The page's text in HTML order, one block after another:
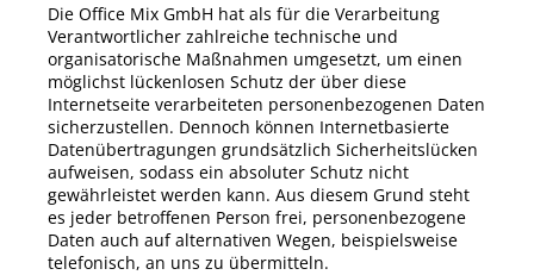
Die Office Mix GmbH hat als für die Verarbeitung
Verantwortlicher zahlreiche technische und
organisatorische Maßnahmen umgesetzt, um einen
möglichst lückenlosen Schutz der über diese
Internetseite verarbeiteten personenbezogenen Daten
sicherzustellen. Dennoch können Internetbasierte
Datenübertragungen grundsätzlich Sicherheitslücken
aufweisen, sodass ein absoluter Schutz nicht
gewährleistet werden kann. Aus diesem Grund steht
es jeder betroffenen Person frei, personenbezogene
Daten auch auf alternativen Wegen, beispielsweise
telefonisch, an uns zu übermitteln.